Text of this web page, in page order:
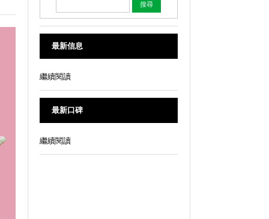
最新信息
繼續閱讀
最新口碑
繼續閱讀